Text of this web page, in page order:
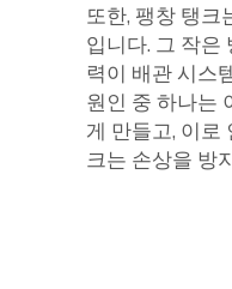
또한, 팽창 탱크
입니다. 그 작은
력이 배관 시스
원인 중 하나는
게 만들고, 이로
크는 손상을 방